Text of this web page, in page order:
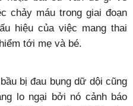
chảy máu trong giai đoạn
hiệu của việc mang thai
tới mẹ và bé.
bị đau bụng dữ dội cũng
lo ngại bởi nó cảnh báo